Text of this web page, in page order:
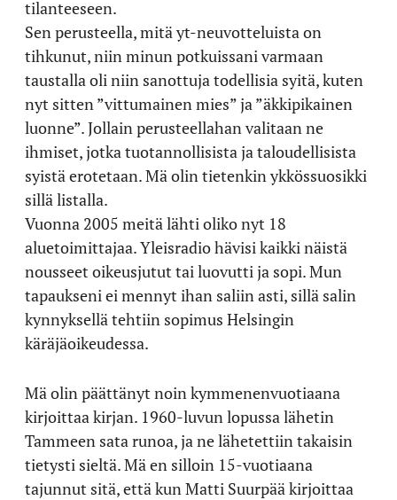
tilanteeseen.
Sen perusteella, mitä yt-neuvotteluista on
tihkunut, niin minun potkuissani varmaan
taustalla oli niin sanottuja todellisia syitä, kuten
nyt sitten ”vittumainen mies” ja ”äkkipikainen
luonne”. Jollain perusteellahan valitaan ne
ihmiset, jotka tuotannollisista ja taloudellisista
syistä erotetaan. Mä olin tietenkin ykkössuosikki
sillä listalla.
Vuonna 2005 meitä lähti oliko nyt 18
aluetoimittajaa. Yleisradio hävisi kaikki näistä
nousseet oikeusjutut tai luovutti ja sopi. Mun
tapaukseni ei mennyt ihan saliin asti, sillä salin
kynnyksellä tehtiin sopimus Helsingin
käräjäoikeudessa.
Mä olin päättänyt noin kymmenenvuotiaana
kirjoittaa kirjan. 1960-luvun lopussa lähetin
Tammeen sata runoa, ja ne lähetettiin takaisin
tietysti sieltä. Mä en silloin 15-vuotiaana
tajunnut sitä, että kun Matti Suurpää kirjoittaa